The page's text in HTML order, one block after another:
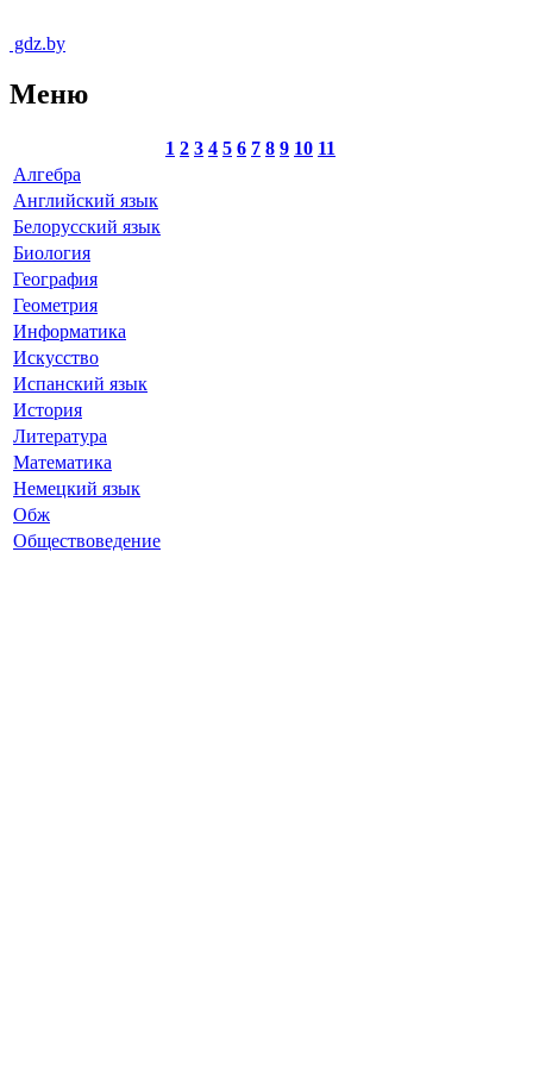
gdz.by
Меню
1 2 3 4 5 6 7 8 9 10 11
Алгебра
Английский язык
Белорусский язык
Биология
География
Геометрия
Информатика
Искусство
Испанский язык
История
Литература
Математика
Немецкий язык
Обж
Обществоведение